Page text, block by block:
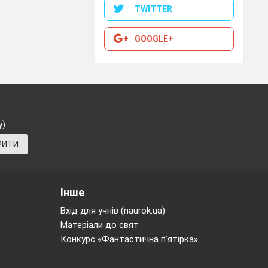
TWITTER
GOOGLE+
Інше
Вхід для учнів (naurok.ua)
Матеріали до свят
Конкурс «Фантастична п’ятірка»